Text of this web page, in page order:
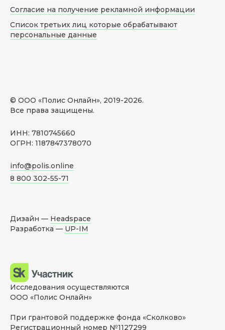
© ООО «Полис Онлайн», 2019-2026.
Все права защищены.
ИНН: 7810745660
ОГРН: 1187847378070
info@polis.online
8 800 302-55-71
Согласие на получение рекламной информации
Список третьих лиц которые обрабатывают
персональные данные
Дизайн — Headspace
Разработка — UP-IM
Исследования осуществляются
ООО «Полис Онлайн»
При грантовой поддержке фонда «Сколково»
Регистрационный номер №1127299